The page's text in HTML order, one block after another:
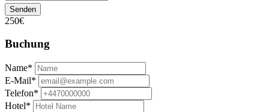
Senden
250€
Buchung
Name*
E-Mail*
Telefon*
Hotel*